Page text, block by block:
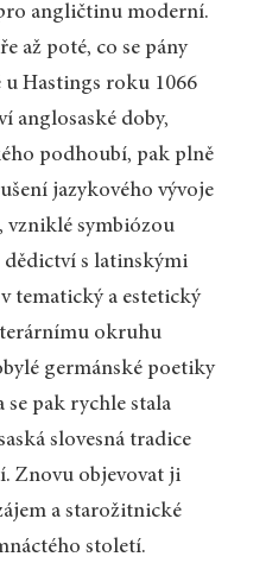
angličtinu moderní.
až poté, co se pány
Hastings roku 1066
anglosaské doby,
podhoubí, pak plně
jazykového vývoje
vzniklé symbiózou
dědictví s latinskými
tematický a estetický
okruhu
germánské poetiky
se pak rychle stala
slovesná tradice
Znovu objevovat ji
a starožitnické
století.